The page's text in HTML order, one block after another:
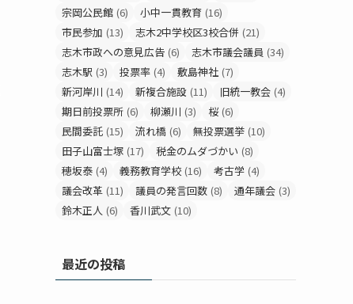
宗岡公民館 (6) 小中一貫教育 (16)
市民参加 (13) 志木2中学校区3校合併 (21)
志木市政への意見広告 (6) 志木市議会議員 (34)
志木駅 (3) 投票率 (4) 敷島神社 (7)
新河岸川 (14) 新複合施設 (11) 旧統一教会 (4)
期日前投票所 (6) 柳瀬川 (3) 桜 (6)
民間委託 (15) 流れ橋 (6) 無投票選挙 (10)
田子山富士塚 (17) 税金のムダづかい (8)
穂坂泰 (4) 義務教育学校 (16) 考古学 (4)
議会改革 (11) 議員の発言回数 (8) 通年議会 (3)
鈴木正人 (6) 香川武文 (10)
最近の投稿